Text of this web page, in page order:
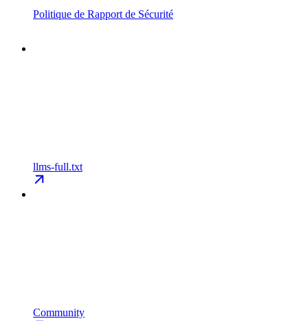
Politique de Rapport de Sécurité
llms-full.txt
Community